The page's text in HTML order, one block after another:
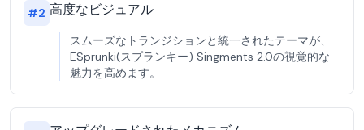
#2 高度なビジュアル
スムーズなトランジションと統一されたテーマが、
ESprunki(スプランキー) Singments 2.0の視覚的な
魅力を高めます。